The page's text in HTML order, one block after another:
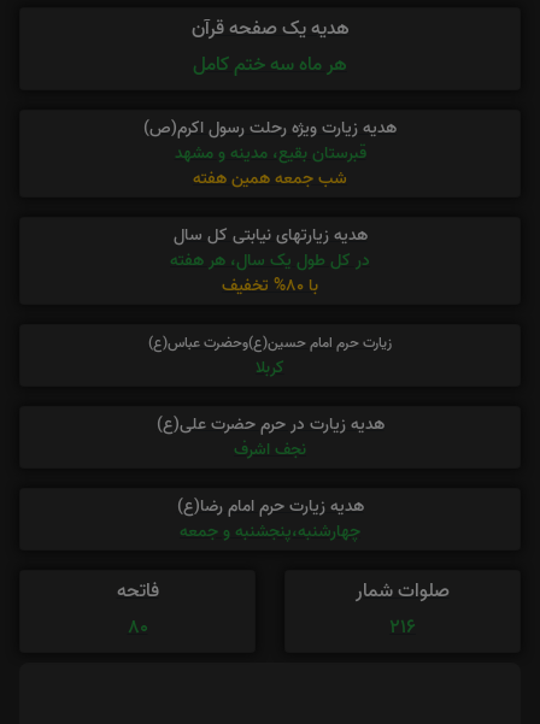
هدیه یک صفحه قرآن
هر ماه سه ختم کامل
هدیه زیارت ویژه رحلت رسول اکرم(ص)
قبرستان بقیع، مدینه و مشهد
شب جمعه همین هفته
هدیه زیارتهای نیابتی کل سال
در کل طول یک سال، هر هفته
با 80% تخفیف
زیارت حرم امام حسین(ع)وحضرت عباس(ع)
کربلا
هدیه زیارت در حرم حضرت علی(ع)
نجف اشرف
هدیه زیارت حرم امام رضا(ع)
چهارشنبه،پنجشنبه و جمعه
صلوات شمار
216
فاتحه
80